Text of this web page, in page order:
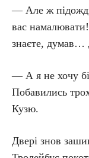
— Але ж
вас
знаєте, думав…
— А я не хочу
Побавились
Кузю.
Двері знов